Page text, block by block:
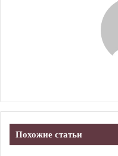
Похожие статьи